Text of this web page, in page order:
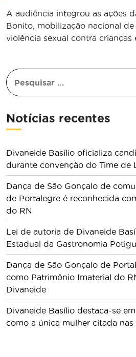
A audiência integrou as ações
Bonito, mobilização nacional
violência sexual contra crianças
Notícias recentes
Divaneide Basílio oficializa
durante convenção do Time de
Dança de São Gonçalo de
de Portalegre é reconhecida
do RN
Lei de autoria de Divaneide
Estadual da Gastronomia
Dança de São Gonçalo de
como Patrimônio Imaterial do
Divaneide
Divaneide Basílio destaca-se
como a única mulher citada